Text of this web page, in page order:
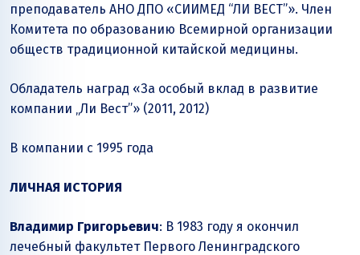
преподаватель АНО ДПО «СИИМЕД “ЛИ ВЕСТ”». Член
Комитета по образованию Всемирной организации
обществ традиционной китайской медицины.
Обладатель наград «За особый вклад в развитие
компании „Ли Вест”» (2011, 2012)
В компании с 1995 года
ЛИЧНАЯ ИСТОРИЯ
Владимир Григорьевич: В 1983 году я окончил
лечебный факультет Первого Ленинградского